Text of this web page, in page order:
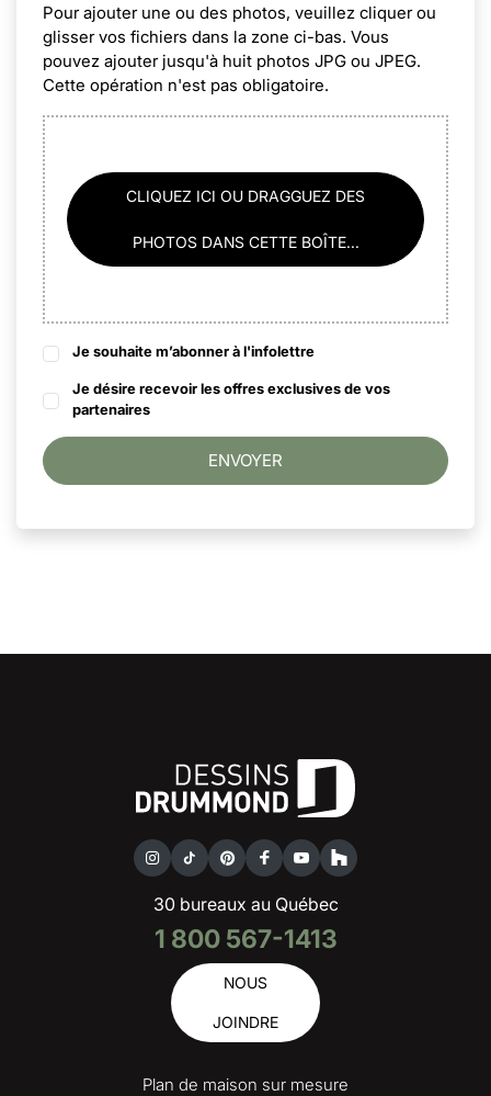
Pour ajouter une ou des photos, veuillez cliquer ou
glisser vos fichiers dans la zone ci-bas. Vous
pouvez ajouter jusqu'à huit photos JPG ou JPEG.
Cette opération n'est pas obligatoire.
CLIQUEZ ICI OU DRAGGUEZ DES
PHOTOS DANS CETTE BOÎTE...
Je souhaite m’abonner à l'infolettre
Je désire recevoir les offres exclusives de vos
partenaires
ENVOYER
30 bureaux au Québec
1 800 567-1413
NOUS
JOINDRE
Plan de maison sur mesure